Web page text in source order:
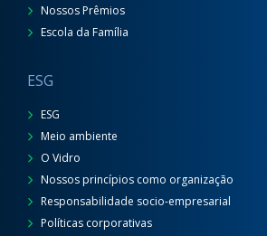
Nossos Prêmios
Escola da Família
ESG
ESG
Meio ambiente
O Vidro
Nossos princípios como organização
Responsabilidade socio-empresarial
Políticas corporativas